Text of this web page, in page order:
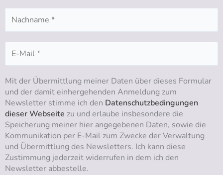
Mit der Übermittlung meiner Daten über dieses Formular
und der damit einhergehenden Anmeldung zum
Newsletter stimme ich den Datenschutzbedingungen
dieser Webseite zu und erlaube insbesondere die
Speicherung meiner hier angegebenen Daten, sowie die
Kommunikation per E-Mail zum Zwecke der Verwaltung
und Übermittlung des Newsletters. Ich kann diese
Zustimmung jederzeit widerrufen in dem ich den
Newsletter abbestelle.